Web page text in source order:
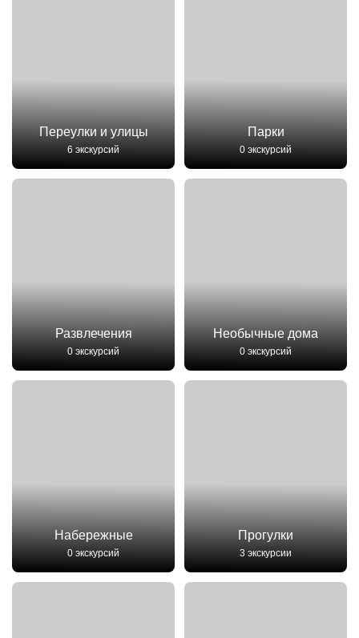
Переулки и улицы
6 экскурсий
Парки
0 экскурсий
Развлечения
0 экскурсий
Необычные дома
0 экскурсий
Набережные
0 экскурсий
Прогулки
3 экскурсии